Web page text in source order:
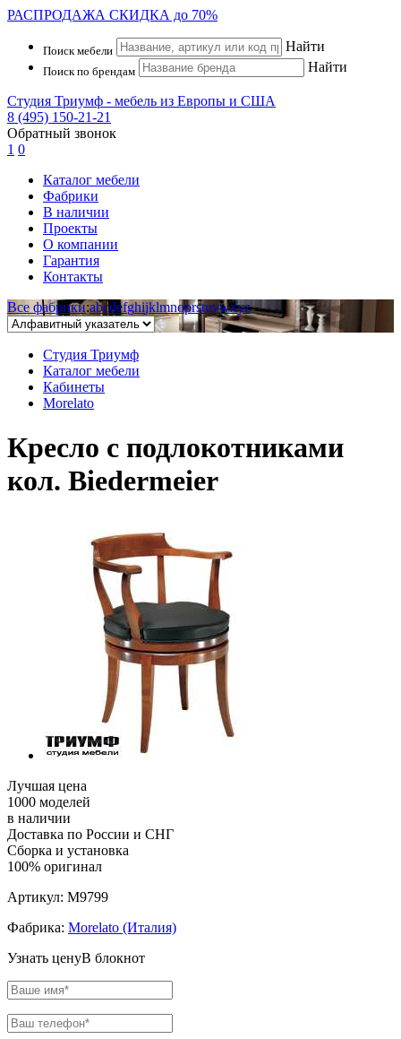
РАСПРОДАЖА СКИДКА до 70%
Поиск мебели Найти
Поиск по брендам Найти
Студия Триумф - мебель из Европы и США
8 (495) 150-21-21
Обратный звонок
1 0
Каталог мебели
Фабрики
В наличии
Проекты
О компании
Гарантия
Контакты
Все фабрики:abcdefghijklmnoprstuvwxyz
Студия Триумф
Каталог мебели
Кабинеты
Morelato
Кресло с подлокотниками
кол. Biedermeier
Лучшая цена
1000 моделей
в наличии
Доставка по России и СНГ
Сборка и установка
100% оригинал
Артикул: M9799
Фабрика: Morelato (Италия)
Узнать ценуВ блокнот